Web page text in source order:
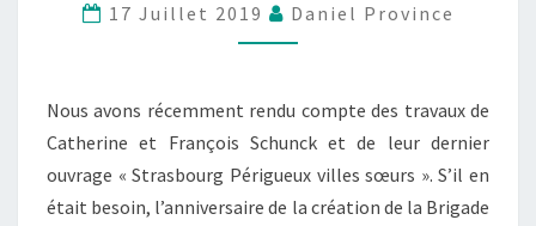
17 Juillet 2019 Daniel Province
Nous avons récemment rendu compte des travaux de
Catherine et François Schunck et de leur dernier
ouvrage « Strasbourg Périgueux villes sœurs ». S’il en
était besoin, l’anniversaire de la création de la Brigade